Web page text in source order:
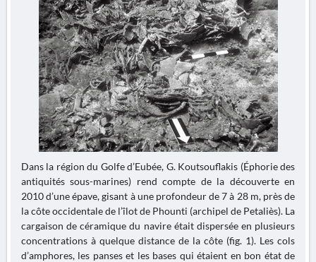
Dans la région du Golfe d’Eubée, G. Koutsouflakis (Éphorie des
antiquités sous-marines) rend compte de la découverte en
2010 d’une épave, gisant à une profondeur de 7 à 28 m, près de
la côte occidentale de l’îlot de Phounti (archipel de Petaliès). La
cargaison de céramique du navire était dispersée en plusieurs
concentrations à quelque distance de la côte (fig. 1). Les cols
d’amphores, les panses et les bases qui étaient en bon état de